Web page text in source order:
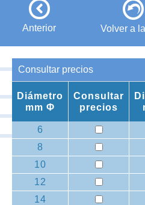
Anterior Volver a
Consultar precios
Diámetro
mm Φ
Consultar
precios
6
8
10
12
14